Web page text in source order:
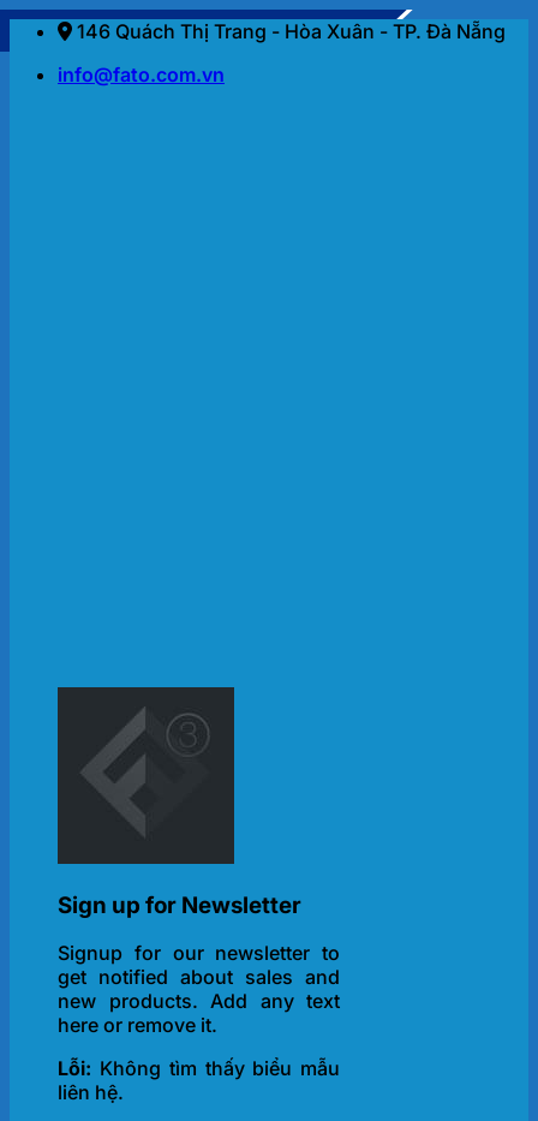
qua
146 Quách Thị Trang - Hòa Xuân - TP. Đà Nẵng
info@fato.com.vn
Sign up for Newsletter
Signup for our newsletter to
get notified about sales and
new products. Add any text
here or remove it.
Lỗi: Không tìm thấy biểu mẫu
liên hệ.